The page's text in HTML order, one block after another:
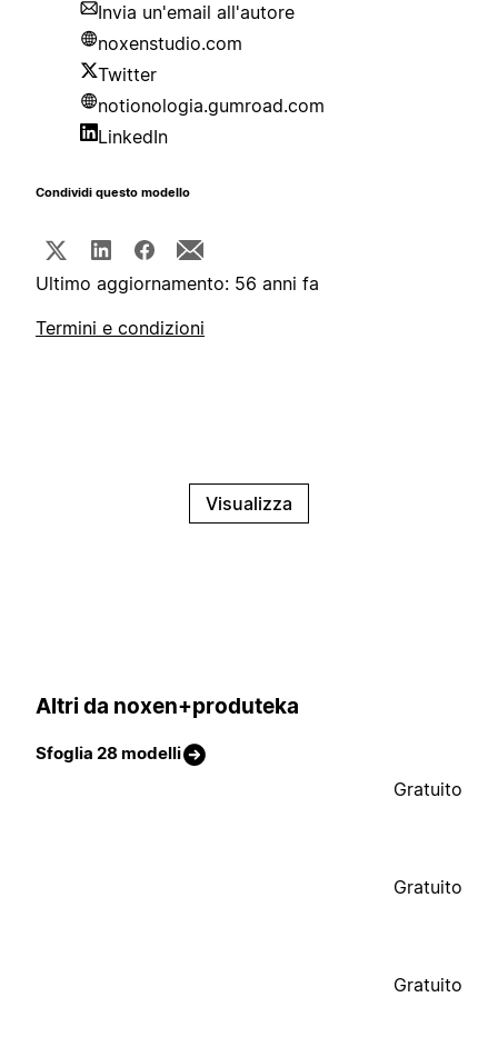
Invia un'email all'autore
noxenstudio.com
Twitter
notionologia.gumroad.com
LinkedIn
Condividi questo modello
Ultimo aggiornamento: 56 anni fa
Termini e condizioni
Visualizza
Altri da noxen+produteka
Sfoglia 28 modelli
Gratuito
Gratuito
Gratuito